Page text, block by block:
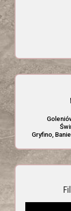
Gryfino,